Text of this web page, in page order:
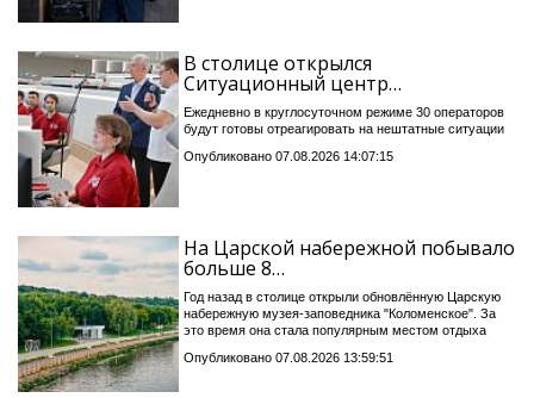
В столице открылся
Ситуационный центр…
Ежедневно в круглосуточном режиме 30 операторов
будут готовы отреагировать на нештатные ситуации
Опубликовано 07.08.2026 14:07:15
На Царской набережной побывало
больше 8…
Год назад в столице открыли обновлённую Царскую
набережную музея-заповедника "Коломенское". За
это время она стала популярным местом отдыха
Опубликовано 07.08.2026 13:59:51